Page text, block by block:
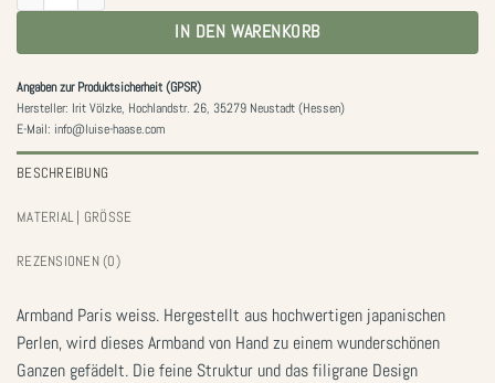
IN DEN WARENKORB
Angaben zur Produktsicherheit (GPSR)
Hersteller: Irit Völzke, Hochlandstr. 26, 35279 Neustadt (Hessen)
E-Mail: info@luise-haase.com
BESCHREIBUNG
MATERIAL | GRÖSSE
REZENSIONEN (0)
Armband Paris weiss. Hergestellt aus hochwertigen japanischen
Perlen, wird dieses Armband von Hand zu einem wunderschönen
Ganzen gefädelt. Die feine Struktur und das filigrane Design